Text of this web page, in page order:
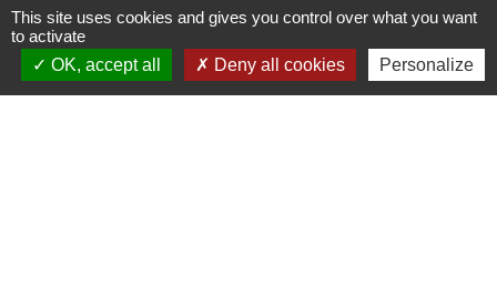
Tous les services en ligne
This site uses cookies and gives you control over what you want
to activate
OK, accept all
Deny all cookies Personalize